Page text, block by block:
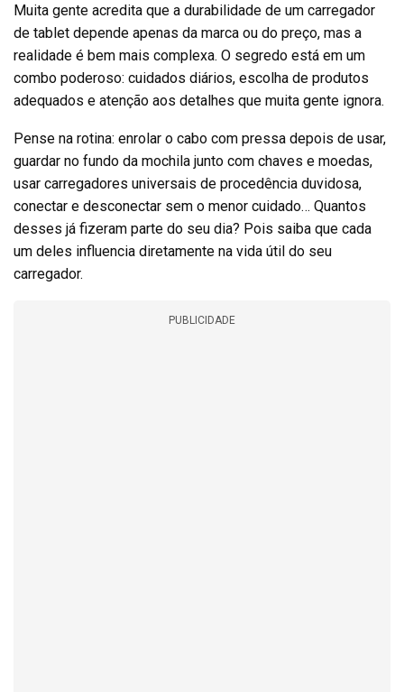
Muita gente acredita que a durabilidade de um carregador
de tablet depende apenas da marca ou do preço, mas a
realidade é bem mais complexa. O segredo está em um
combo poderoso: cuidados diários, escolha de produtos
adequados e atenção aos detalhes que muita gente ignora.
Pense na rotina: enrolar o cabo com pressa depois de usar,
guardar no fundo da mochila junto com chaves e moedas,
usar carregadores universais de procedência duvidosa,
conectar e desconectar sem o menor cuidado… Quantos
desses já fizeram parte do seu dia? Pois saiba que cada
um deles influencia diretamente na vida útil do seu
carregador.
PUBLICIDADE